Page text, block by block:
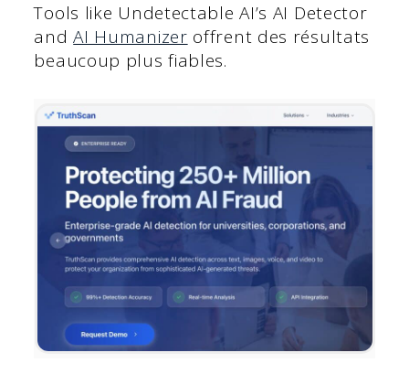
Tools like Undetectable AI’s AI Detector
andAI Humanizer offrent des résultats
beaucoup plus fiables.